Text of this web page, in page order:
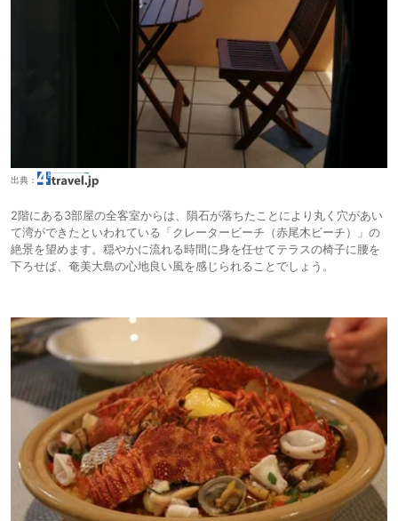
出典：
2階にある3部屋の全客室からは、隕石が落ちたことにより丸く穴があい
て湾ができたといわれている「クレータービーチ（赤尾木ビーチ）」の
絶景を望めます。穏やかに流れる時間に身を任せてテラスの椅子に腰を
下ろせば、奄美大島の心地良い風を感じられることでしょう。